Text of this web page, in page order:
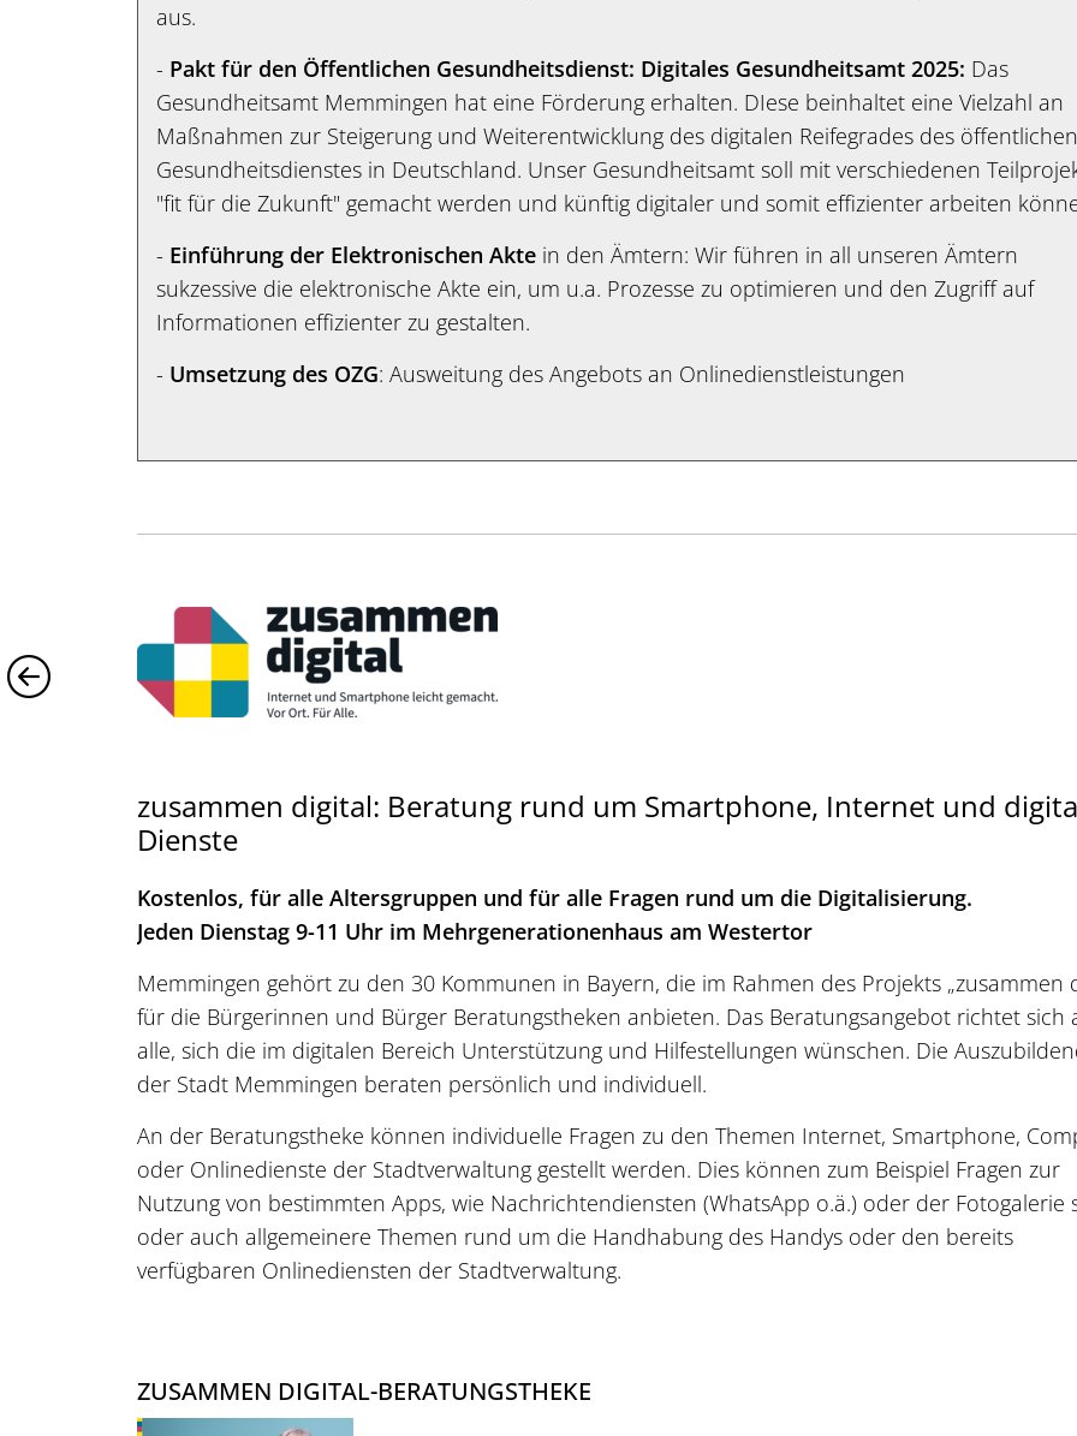
aus.
- Pakt für den Öffentlichen Gesundheitsdienst: Digitales Gesundheitsamt 2025: Das
Gesundheitsamt Memmingen hat eine Förderung erhalten. DIese beinhaltet eine Vielzahl an
Maßnahmen zur Steigerung und Weiterentwicklung des digitalen Reifegrades des öffentlichen
Gesundheitsdienstes in Deutschland. Unser Gesundheitsamt soll mit verschiedenen
"fit für die Zukunft" gemacht werden und künftig digitaler und somit effizienter arbeiten
- Einführung der Elektronischen Akte in den Ämtern: Wir führen in all unseren Ämtern
sukzessive die elektronische Akte ein, um u.a. Prozesse zu optimieren und den Zugriff auf
Informationen effizienter zu gestalten.
- Umsetzung des OZG: Ausweitung des Angebots an Onlinedienstleistungen
zusammen digital: Beratung rund um Smartphone, Internet und
Dienste
Kostenlos, für alle Altersgruppen und für alle Fragen rund um die Digitalisierung.
Jeden Dienstag 9-11 Uhr im Mehrgenerationenhaus am Westertor
Memmingen gehört zu den 30 Kommunen in Bayern, die im Rahmen des Projekts „zusammen
für die Bürgerinnen und Bürger Beratungstheken anbieten. Das Beratungsangebot richtet sich
alle, sich die im digitalen Bereich Unterstützung und Hilfestellungen wünschen. Die
der Stadt Memmingen beraten persönlich und individuell.
An der Beratungstheke können individuelle Fragen zu den Themen Internet, Smartphone,
oder Onlinedienste der Stadtverwaltung gestellt werden. Dies können zum Beispiel Fragen zur
Nutzung von bestimmten Apps, wie Nachrichtendiensten (WhatsApp o.ä.) oder der Fotogalerie
oder auch allgemeinere Themen rund um die Handhabung des Handys oder den bereits
verfügbaren Onlinediensten der Stadtverwaltung.
ZUSAMMEN DIGITAL-BERATUNGSTHEKE